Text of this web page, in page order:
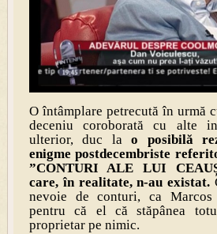
O întâmplare petrecută în urmă
deceniu coroborată cu alte
ulterior, duc lao posibilă
enigme postdecembriste
”CONTURI ALE LUI
care, în realitate, n-au existat.
nevoie de conturi, ca
pentru că el că stăpânea
proprietar pe nimic.